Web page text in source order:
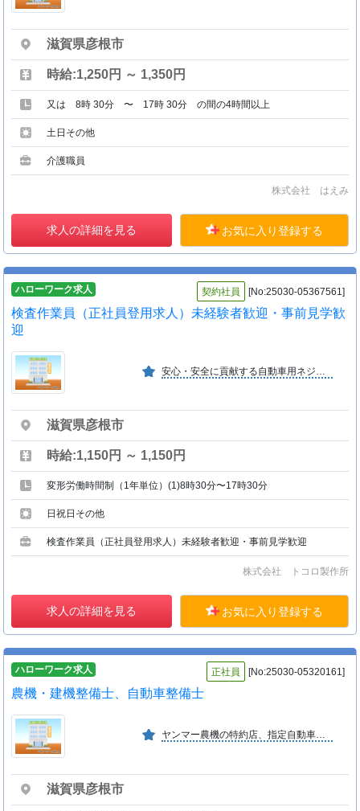
滋賀県彦根市
時給:1,250円 ～ 1,350円
又は 8時 30分 〜 17時 30分 の間の4時間以上
土日その他
介護職員
株式会社 はえみ
求人の詳細を見る お気に入り登録する
ハローワーク求人 契約社員 [No:25030-05367561]
検査作業員（正社員登用求人）未経験者歓迎・事前見学歓
迎
滋賀県彦根市
時給:1,150円 ～ 1,150円
変形労働時間制（1年単位）(1)8時30分〜17時30分
日祝日その他
検査作業員（正社員登用求人）未経験者歓迎・事前見学歓迎
株式会社 トコロ製作所
求人の詳細を見る お気に入り登録する
ハローワーク求人 正社員 [No:25030-05320161]
農機・建機整備士、自動車整備士
ヤンマー農機の特約店、指定自動車整備事業として地域に密着、連携して貢献し、今後の注目産業である農業をサポートして発展していきます。
滋賀県彦根市